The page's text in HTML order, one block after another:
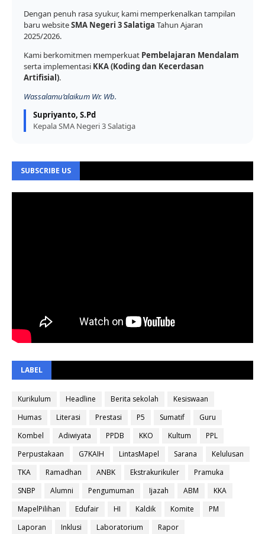
Dengan penuh rasa syukur, kami memperkenalkan tampilan
baru websiteSMA Negeri 3 Salatiga Tahun Ajaran
2025/2026.
Kami berkomitmen memperkuat Pembelajaran Mendalam
serta implementasi KKA (Koding dan Kecerdasan
Artifisial).
Wassalamu’alaikum Wr. Wb.
Supriyanto, S.Pd
Kepala SMA Negeri 3 Salatiga
SUBSCRIBE US
LABEL
Kurikulum Headline Berita sekolah
Kesiswaan
Humas
Literasi Prestasi P5 Sumatif
Guru
Kombel
Adiwiyata PPDB KKO Kultum
PPL
Perpustakaan
G7KAIH LintasMapel Sarana
Kelulusan
TKA
Ramadhan ANBK Ekstrakurikuler
Pramuka
SNBP
Alumni Pengumuman Ijazah ABM
KKA
MapelPilihan
Edufair HI Kaldik Komite
PM
Laporan
Inklusi Laboratorium Rapor